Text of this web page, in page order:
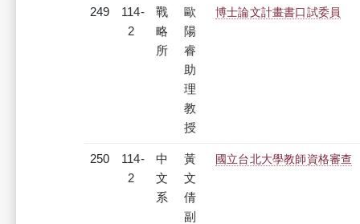
249
114-
2
戰
略
所
歐
陽
睿
助
理
教
授
博士論文計畫書口試委員
250
114-
2
中
文
系
黃
文
倩
副
國立台北大學教師資格審查